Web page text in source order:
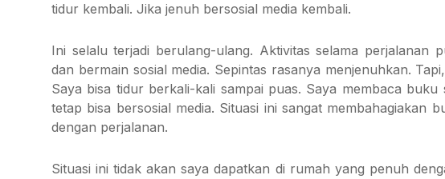
tidur kembali. Jika jenuh bersosial media kembali.
Ini selalu terjadi berulang-ulang. Aktivitas selama perjalanan
dan bermain sosial media. Sepintas rasanya menjenuhkan.
Saya bisa tidur berkali-kali sampai puas. Saya membaca buku
tetap bisa bersosial media. Situasi ini sangat membahagiakan
dengan perjalanan.
Situasi ini tidak akan saya dapatkan di rumah yang penuh